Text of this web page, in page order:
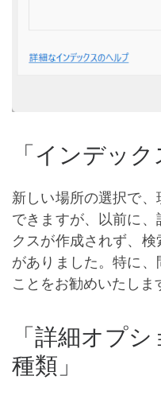
「インデック
新しい場所の選択で
できますが、以前に
クスが作成されず、
がありました。特に
ことをお勧めいたしま
「詳細オプ
種類」